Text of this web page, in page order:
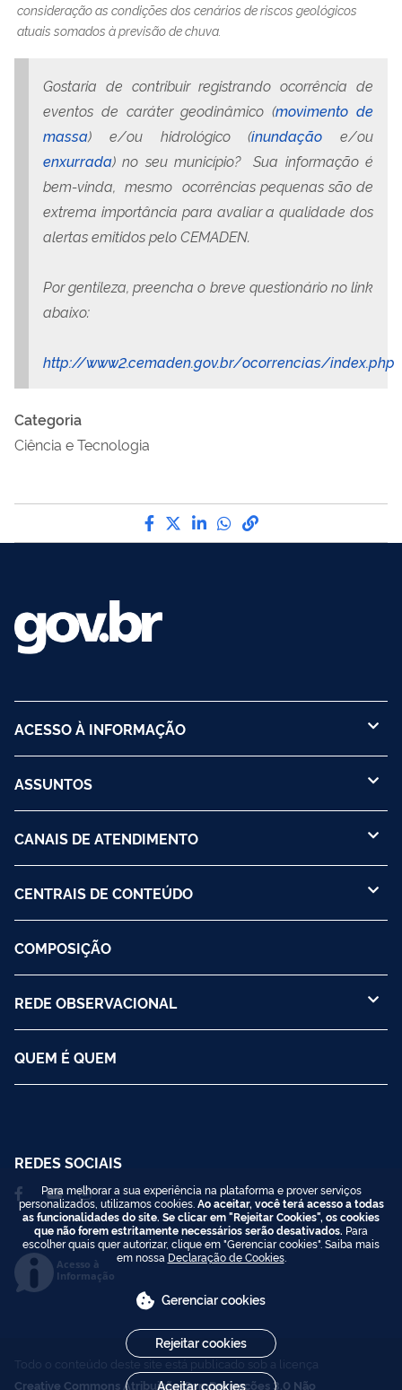
consideração as condições dos cenários de riscos geológicos
atuais somados à previsão de chuva.
Gostaria de contribuir registrando ocorrência de
eventos de caráter geodinâmico (movimento de
massa) e/ou hidrológico (inundação e/ou
enxurrada) no seu município? Sua informação é
bem-vinda, mesmo ocorrências pequenas são de
extrema importância para avaliar a qualidade dos
alertas emitidos pelo CEMADEN.
Por gentileza, preencha o breve questionário no link
abaixo:
http://www2.cemaden.gov.br/ocorrencias/index.php
Categoria
Ciência e Tecnologia
Compartilhe por Facebook
Compartilhe por Twitter
Compartilhe por
Compartilhe por
link para Copiar
ACESSO À INFORMAÇÃO
ASSUNTOS
CANAIS DE ATENDIMENTO
CENTRAIS DE CONTEÚDO
COMPOSIÇÃO
REDE OBSERVACIONAL
QUEM É QUEM
REDES SOCIAIS
Acesso à
Informação
Todo o conteúdo deste site está publicado sob a licença
Creative Commons Atribuição-SemDerivações 3.0 Não
Para melhorar a sua experiência na plataforma e prover serviços
personalizados, utilizamos cookies. Ao aceitar, você terá acesso a todas
as funcionalidades do site. Se clicar em "Rejeitar Cookies", os cookies
que não forem estritamente necessários serão desativados. Para
escolher quais quer autorizar, clique em "Gerenciar cookies". Saiba mais
em nossa Declaração de Cookies.
Gerenciar cookies
Rejeitar cookies
Aceitar cookies